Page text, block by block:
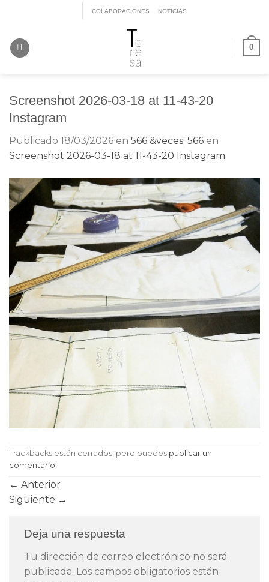
contenido
COLABORACIONES NOTICIAS
0
Screenshot 2026-03-18 at 11-43-20
Instagram
Publicado 18/03/2026 en 566 &veces; 566 en
Screenshot 2026-03-18 at 11-43-20 Instagram
Trackbacks están cerrados, pero puedes publicar un
comentario
← Anterior
Siguiente →
Deja una respuesta
Tu dirección de correo electrónico no será
publicada. Los campos obligatorios están